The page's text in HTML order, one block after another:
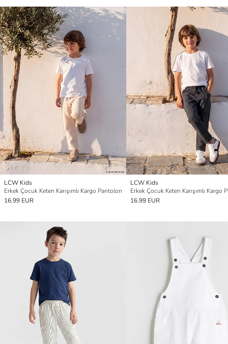
LCW Kids
Erkek Çocuk Keten Karışımlı Kargo Pantolon
16.99 EUR
LCW Kids
Erkek Çocuk Keten Karışımlı Kargo
16.99 EUR